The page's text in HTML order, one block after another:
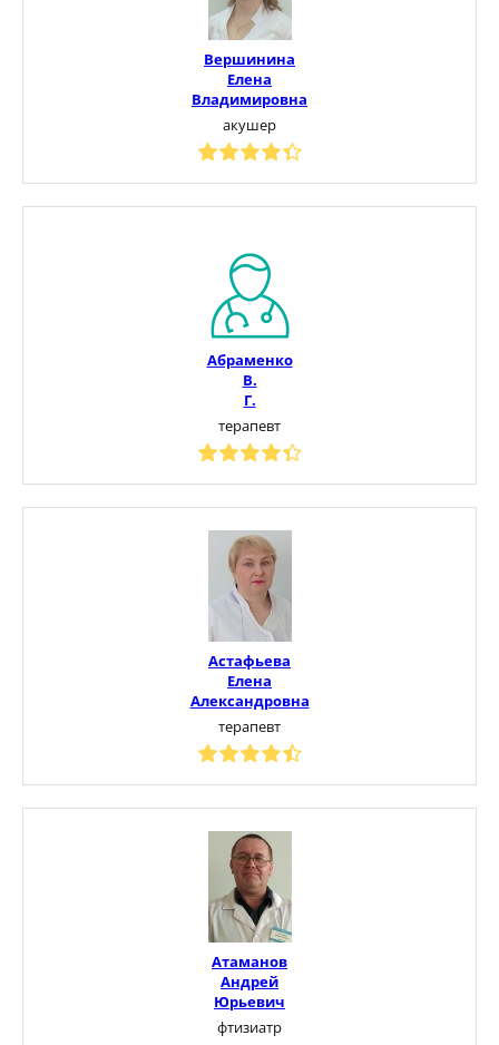
Вершинина
Елена
Владимировна
акушер
Абраменко
В.
Г.
терапевт
Астафьева
Елена
Александровна
терапевт
Атаманов
Андрей
Юрьевич
фтизиатр